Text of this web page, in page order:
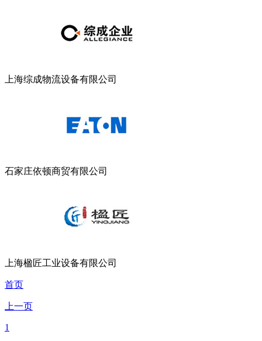
上海综成物流设备有限公司
石家庄依顿商贸有限公司
上海楹匠工业设备有限公司
首页
上一页
1